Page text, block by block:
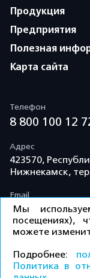
Продукция
Предприятия
Полезная
Карта сайта
Телефон
8 800 100 12
Адрес
423570,
Нижнекамск,
Email
info@td-
©ООО
защищены.
Мы
посещениях),
можете
Подробнее:
Политика в